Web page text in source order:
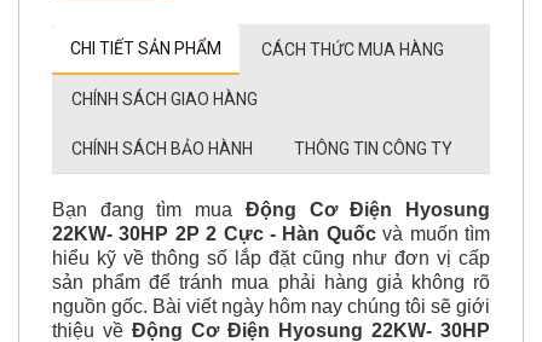
CHI TIẾT SẢN PHẨM CÁCH THỨC MUA HÀNG
CHÍNH SÁCH GIAO HÀNG
CHÍNH SÁCH BẢO HÀNH THÔNG TIN CÔNG TY
​Bạn đang tìm mua
Động Cơ Điện Hyosung
22KW- 30HP 2P 2 Cực - Hàn Quốcvà muốn tìm
hiểu kỹ về thông số lắp đặt cũng như đơn vị cấp
sản phẩm để tránh mua phải hàng giả không rõ
nguồn gốc. Bài viết ngày hôm nay chúng tôi sẽ giới
thiệu về Động Cơ Điện Hyosung 22KW- 30HP